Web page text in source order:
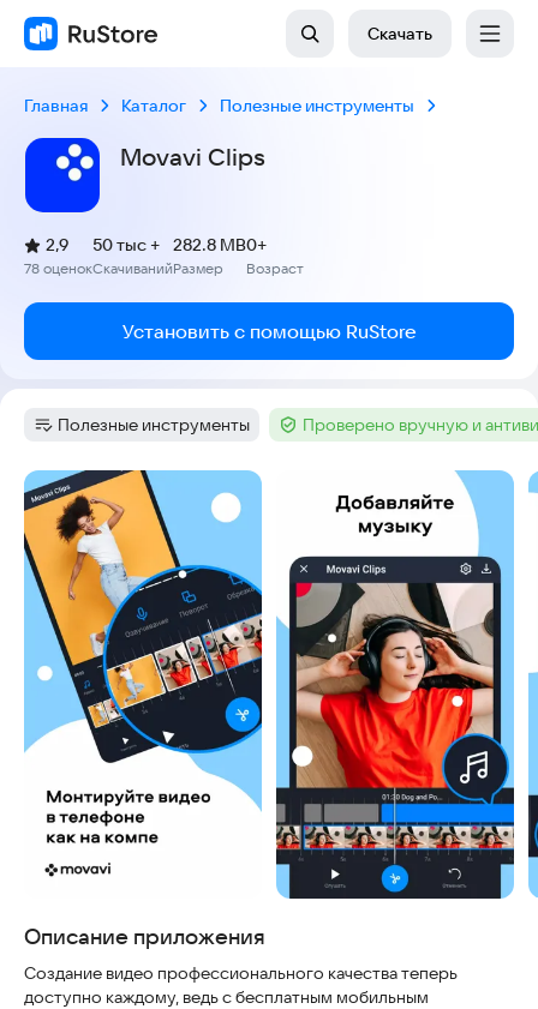
Скачать
Главная Каталог Полезные инструменты
Movavi Clips
Рейтинг:
2,9
(
78 оценок
)
Скачиваний
50 тыс +
Размер
282.8 MB
Возраст
0+
Установить с помощью RuStore
Категория:
Полезные инструменты Тег :Проверено вручную и
Скриншоты
Описание приложения
Создание видео профессионального качества теперь
доступно каждому, ведь с бесплатным мобильным